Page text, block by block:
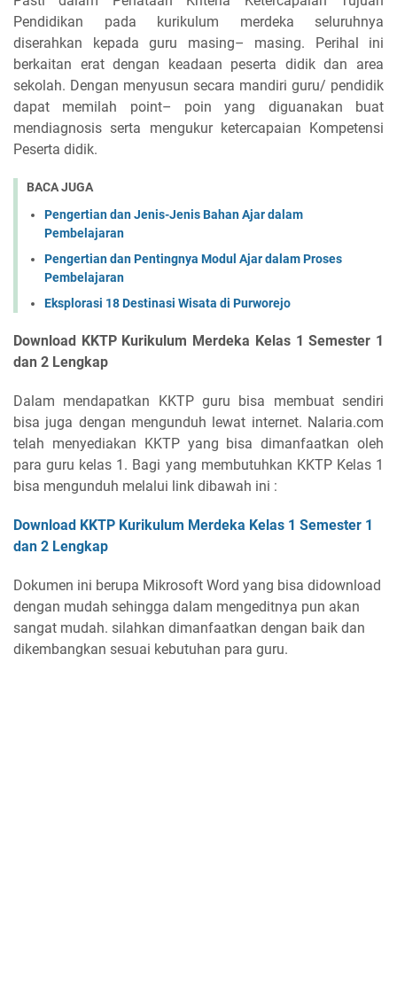
Pendidikan pada kurikulum merdeka seluruhnya
diserahkan kepada guru masing– masing. Perihal ini
berkaitan erat dengan keadaan peserta didik dan area
sekolah. Dengan menyusun secara mandiri guru/ pendidik
dapat memilah point– poin yang diguanakan buat
mendiagnosis serta mengukur ketercapaian Kompetensi
Peserta didik.
BACA JUGA
Pengertian dan Jenis-Jenis Bahan Ajar dalam
Pembelajaran
Pengertian dan Pentingnya Modul Ajar dalam Proses
Pembelajaran
Eksplorasi 18 Destinasi Wisata di Purworejo
Download KKTP Kurikulum Merdeka Kelas 1 Semester 1
dan 2 Lengkap
Dalam mendapatkan KKTP guru bisa membuat sendiri
bisa juga dengan mengunduh lewat internet. Nalaria.com
telah menyediakan KKTP yang bisa dimanfaatkan oleh
para guru kelas 1. Bagi yang membutuhkan KKTP Kelas 1
bisa mengunduh melalui link dibawah ini :
Download KKTP Kurikulum Merdeka Kelas 1 Semester 1
dan 2 Lengkap
Dokumen ini berupa Mikrosoft Word yang bisa didownload
dengan mudah sehingga dalam mengeditnya pun akan
sangat mudah. silahkan dimanfaatkan dengan baik dan
dikembangkan sesuai kebutuhan para guru.